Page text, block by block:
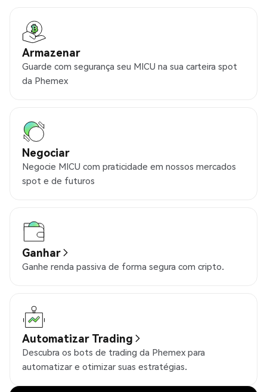
Armazenar
Guarde com segurança seu MICU na sua carteira spot
da Phemex
Negociar
Negocie MICU com praticidade em nossos mercados
spot e de futuros
Ganhar
Ganhe renda passiva de forma segura com cripto.
Automatizar Trading
Descubra os bots de trading da Phemex para
automatizar e otimizar suas estratégias.